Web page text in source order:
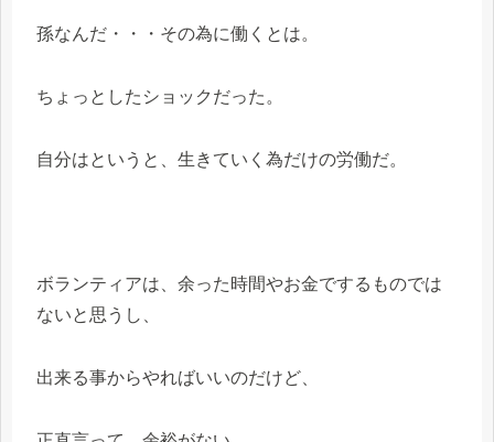
孫なんだ・・・その為に働くとは。
ちょっとしたショックだった。
自分はというと、生きていく為だけの労働だ。
ボランティアは、余った時間やお金でするものでは
ないと思うし、
出来る事からやればいいのだけど、